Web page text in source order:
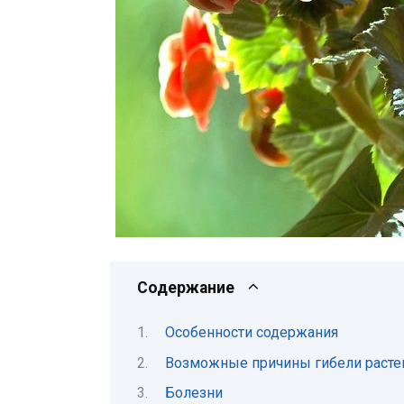
Содержание
Особенности содержания
Возможные причины гибели
Болезни